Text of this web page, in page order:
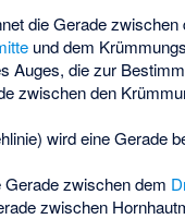
die Gerade zwischen
und dem
Auges, die zur
zwischen den
wird eine Gerade
zwischen dem
zwischen